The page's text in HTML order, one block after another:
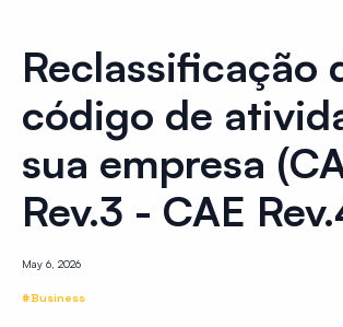
Reclassificação
código de
sua empresa
Rev.3 - CAE
May 6, 2026
#Business